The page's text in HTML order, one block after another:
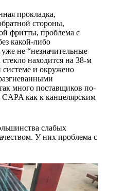
прокладка,
стороны,
фритты, проблема с
какой-либо
не “незначительные
находится на 38-м
системе и окружено
много поставщиков по-
как к канцелярским
слабых
У них проблема с